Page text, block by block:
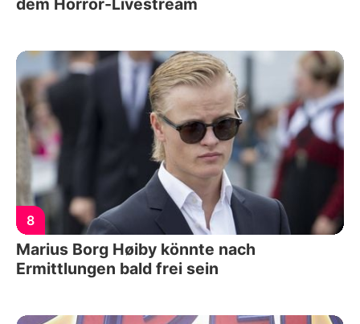
dem Horror-Livestream
8
Marius Borg Høiby könnte nach
Ermittlungen bald frei sein